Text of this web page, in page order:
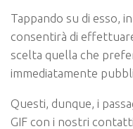
Tappando su di esso,
consentirà di
scelta quella che
immediatamente
Questi, dunque, i
GIF con i nostri